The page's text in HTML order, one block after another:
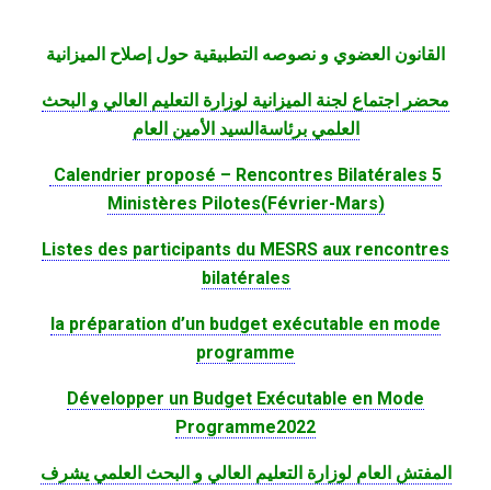
القانون العضوي و نصوصه التطبيقية حول إصلاح الميزانية
محضر اجتماع لجنة الميزانية لوزارة التعليم العالي و البحث
العلمي برئاسةالسيد الأمين العام
Calendrier proposé – Rencontres Bilatérales 5
Ministères Pilotes(Février-Mars)
Listes des participants du MESRS aux rencontres
bilatérales
la préparation d’un budget exécutable en mode
programme
Développer un Budget Exécutable en Mode
Programme2022
المفتش العام لوزارة التعليم العالي و البحث العلمي يشرف